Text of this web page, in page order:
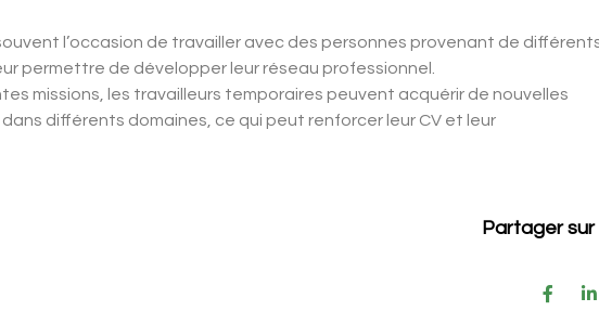
l’occasion de travailler avec des personnes provenant de
permettre de développer leur réseau professionnel.
missions, les travailleurs temporaires peuvent acquérir de nouvelles
différents domaines, ce qui peut renforcer leur CV et leur
Partager sur